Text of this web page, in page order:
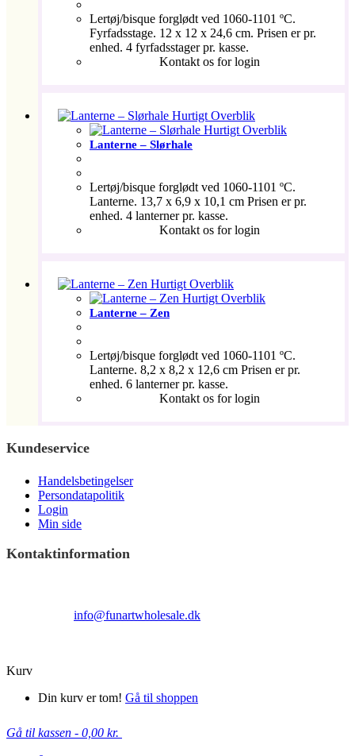
Lertøj/bisque forglødt ved 1060-1101 ºC.
Fyrfadsstage. 12 x 12 x 24,6 cm. Prisen er pr.
enhed. 4 fyrfadsstager pr. kasse.
Kontakt os for login
Hurtigt Overblik
Hurtigt Overblik
Lanterne – Slørhale
Lertøj/bisque forglødt ved 1060-1101 ºC.
Lanterne. 13,7 x 6,9 x 10,1 cm Prisen er pr.
enhed. 4 lanterner pr. kasse.
Kontakt os for login
Hurtigt Overblik
Hurtigt Overblik
Lanterne – Zen
Lertøj/bisque forglødt ved 1060-1101 ºC.
Lanterne. 8,2 x 8,2 x 12,6 cm Prisen er pr.
enhed. 6 lanterner pr. kasse.
Kontakt os for login
Kundeservice
Handelsbetingelser
Persondatapolitik
Login
Min side
Kontaktinformation
info@funartwholesale.dk
Kurv
Din kurv er tom! Gå til shoppen
Gå til kassen - 0,00 kr.